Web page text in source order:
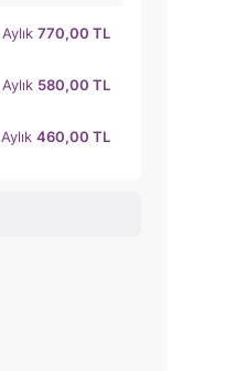
Aylık 770,00 TL
Aylık 580,00 TL
Aylık 460,00 TL